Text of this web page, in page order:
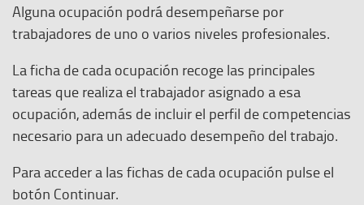
una
nueva
Alguna ocupación podrá desempeñarse por
trabajadores de uno o varios niveles profesionales.
La ficha de cada ocupación recoge las principales
tareas que realiza el trabajador asignado a esa
ocupación, además de incluir el perfil de competencias
necesario para un adecuado desempeño del trabajo.
Para acceder a las fichas de cada ocupación pulse el
botón Continuar.